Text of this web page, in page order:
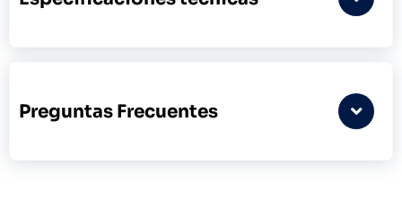
Preguntas Frecuentes